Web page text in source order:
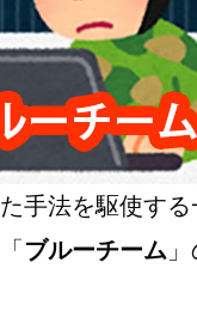
手法を駆使す
ブルーチーム